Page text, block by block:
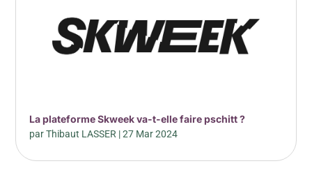
La plateforme Skweek va-t-elle faire pschitt ?
parThibaut LASSER |27 Mar 2024